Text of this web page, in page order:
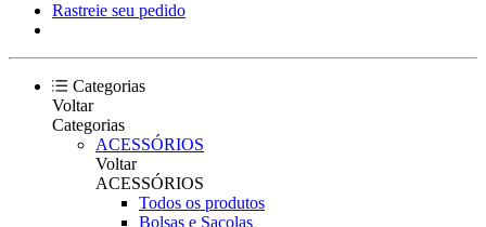
Rastreie seu pedido
Categorias
Voltar
Categorias
ACESSÓRIOS
Voltar
ACESSÓRIOS
Todos os produtos
Bolsas e Sacolas